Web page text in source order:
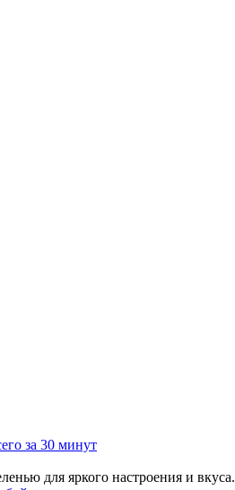
за 30 минут
для яркого настроения и вкуса.